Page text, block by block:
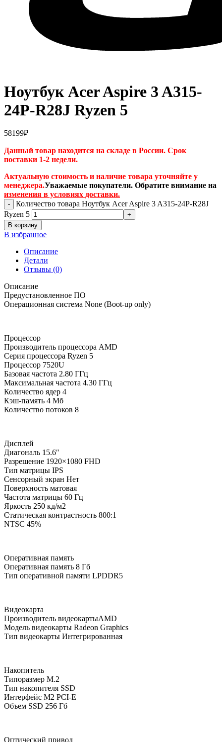
Ноутбук Acer Aspire 3 A315-
24P-R28J Ryzen 5
58199₽
Данный товар находится на складе в России. Срок
поставки 1-2 недели.
Актуальную стоимость и наличие товара уточняйте у
менеджера.Уважаемые покупатели. Обратите внимание на
изменения в условиях доставки.
Количество товара Ноутбук Acer Aspire 3 A315-24P-R28J
Ryzen 5
В корзину
В избранное
Описание
Детали
Отзывы (0)
Описание
Предустановленное ПО
Операционная система None (Boot-up only)
Процессор
Производитель процессора AMD
Серия процессора Ryzen 5
Процессор 7520U
Базовая частота 2.80 ГГц
Максимальная частота 4.30 ГГц
Количество ядер 4
Кэш-память 4 Мб
Количество потоков 8
Дисплей
Диагональ 15.6″
Разрешение 1920×1080 FHD
Тип матрицы IPS
Сенсорный экран Нет
Поверхность матовая
Частота матрицы 60 Гц
Яркость 250 кд/м2
Статическая контрастность 800:1
NTSC 45%
Оперативная память
Оперативная память 8 Гб
Тип оперативной памяти LPDDR5
Видеокарта
Производитель видеокартыAMD
Модель видеокарты Radeon Graphics
Тип видеокарты Интегрированная
Накопитель
Типоразмер M.2
Тип накопителя SSD
Интерфейс M2 PCI-E
Объем SSD 256 Гб
Оптический привод